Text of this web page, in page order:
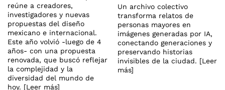
reúne a creadores,
investigadores y nuevas
propuestas del diseño
mexicano e internacional.
Este año volvió -luego de 4
años- con una propuesta
renovada, que buscó reflejar
la complejidad y la
diversidad del mundo de
hoy. [Leer más]
Un archivo colectivo
transforma relatos de
personas mayores en
imágenes generadas por IA,
conectando generaciones y
preservando historias
invisibles de la ciudad. [Leer
más]